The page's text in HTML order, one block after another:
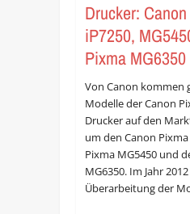
Drucker:
iP7250,
Pixma MG6350
Von Canon kommen
Modelle der Canon
Drucker auf den
um den Canon
Pixma MG5450 und
MG6350. Im Jahr
Überarbeitung der